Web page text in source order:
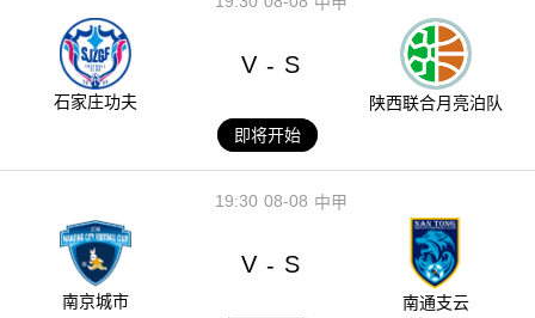
石家庄功夫
V - S
陕西联合月亮泊队
即将开始
08-08
19:30 中甲
南京城市
V - S
南通支云